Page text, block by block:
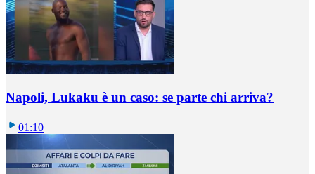
Napoli, Lukaku è un caso: se parte chi arriva?
01:10